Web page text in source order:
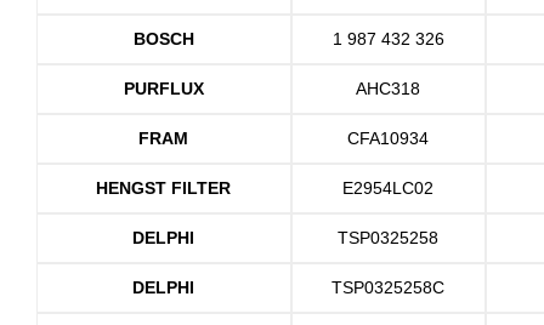
BOSCH 1 987 432 326
PURFLUX AHC318
FRAM CFA10934
HENGST FILTER E2954LC02
DELPHI TSP0325258
DELPHI TSP0325258C